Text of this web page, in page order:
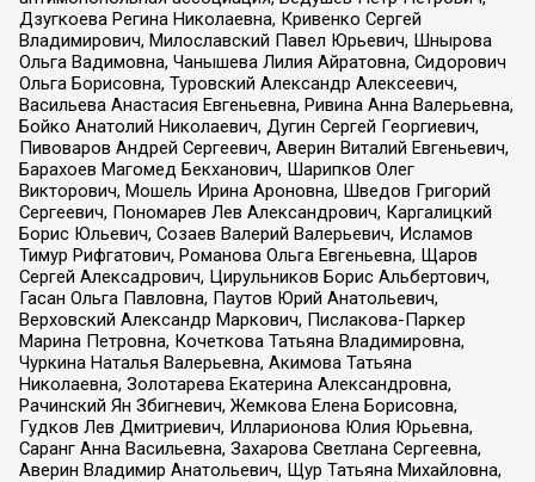
Дзугкоева Регина Николаевна, Кривенко Сергей
Владимирович, Милославский Павел Юрьевич, Шнырова
Ольга Вадимовна, Чанышева Лилия Айратовна, Сидорович
Ольга Борисовна, Туровский Александр Алексеевич,
Васильева Анастасия Евгеньевна, Ривина Анна Валерьевна,
Бойко Анатолий Николаевич, Дугин Сергей Георгиевич,
Пивоваров Андрей Сергеевич, Аверин Виталий Евгеньевич,
Барахоев Магомед Бекханович, Шарипков Олег
Викторович, Мошель Ирина Ароновна, Шведов Григорий
Сергеевич, Пономарев Лев Александрович, Каргалицкий
Борис Юльевич, Созаев Валерий Валерьевич, Исламов
Тимур Рифгатович, Романова Ольга Евгеньевна, Щаров
Сергей Алексадрович, Цирульников Борис Альбертович,
Гасан Ольга Павловна, Паутов Юрий Анатольевич,
Верховский Александр Маркович, Пислакова-Паркер
Марина Петровна, Кочеткова Татьяна Владимировна,
Чуркина Наталья Валерьевна, Акимова Татьяна
Николаевна, Золотарева Екатерина Александровна,
Рачинский Ян Збигневич, Жемкова Елена Борисовна,
Гудков Лев Дмитриевич, Илларионова Юлия Юрьевна,
Саранг Анна Васильевна, Захарова Светлана Сергеевна,
Аверин Владимир Анатольевич, Щур Татьяна Михайловна,